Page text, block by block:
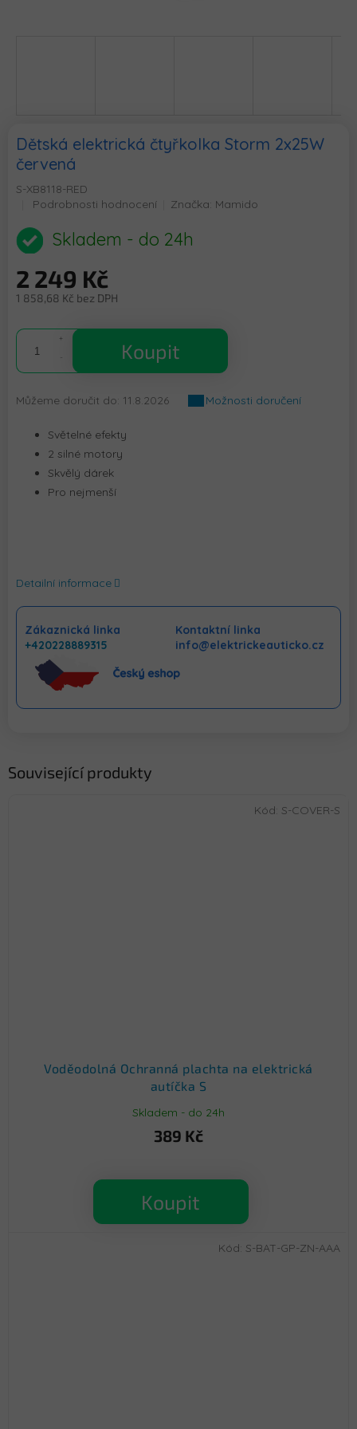
Dětská elektrická čtyřkolka Storm 2x25W
červená
S-XB8118-RED
Průměrné
produktu
je
z
5
Podrobnosti hodnocení Značka: Mamido
Skladem - do 24h
2 249 Kč
1 858,68 Kč bez DPH
cena:
Koupit
Můžeme doručit do: 11.8.2026 Možnosti doručení
Světelné efekty
2 silné motory
Skvělý dárek
Pro nejmenší
Detailní informace
Zákaznická linka
+420228889315
Kontaktní linka
info@elektrickeauticko.cz
Související produkty
Voděodolná Ochranná plachta na elektrická
autíčka S
Skladem - do 24h
389 Kč
Koupit
Kód: S-COVER-S
Kód: S-BAT-GP-ZN-AAA